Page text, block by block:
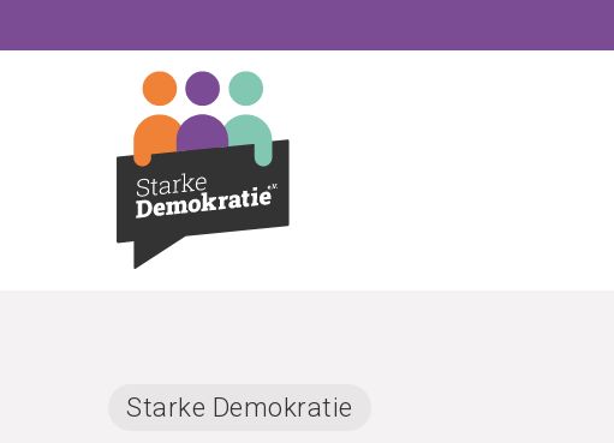
to
Starke Demokratie